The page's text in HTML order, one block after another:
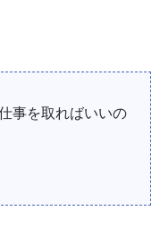
事を取ればいいの